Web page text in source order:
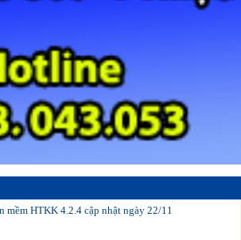
mềm HTKK 4.2.4 cập nhật ngày 22/11